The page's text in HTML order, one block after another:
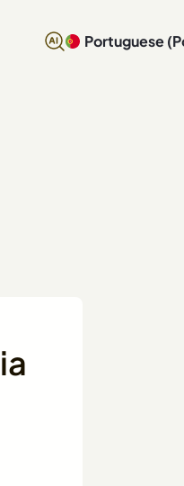
Portuguese